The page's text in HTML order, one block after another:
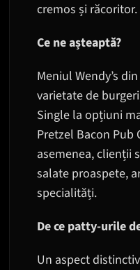
cremos și răcoritor.
Ce ne așteaptă?
Meniul Wendy’s
varietate de
Single la opțiuni
Pretzel Bacon Pub
asemenea, clienții
salate proaspete,
specialități.
De ce patty-urile
Un aspect